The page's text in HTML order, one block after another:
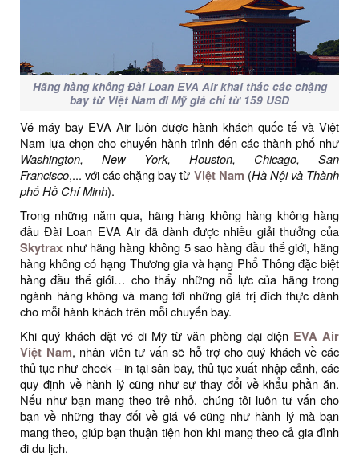
Hãng hàng không Đài Loan EVA Air khai thác các chặng
bay từ Việt Nam đi Mỹ giá chỉ từ 159 USD
Vé máy bay EVA Air luôn được hành khách quốc tế và Việt
Nam lựa chọn cho chuyến hành trình đến các thành phố như
Washington, New York, Houston, Chicago, San
Francisco,... với các chặng bay từ Việt Nam (Hà Nội và Thành
phố Hồ Chí Minh).
Trong những năm qua, hãng hàng không hàng không hàng
đầu Đài Loan EVA Air đã dành được nhiều giải thưởng của
Skytrax như hãng hàng không 5 sao hàng đầu thế giới, hãng
hàng không có hạng Thương gia và hạng Phổ Thông đặc biệt
hàng đầu thế giới… cho thấy những nổ lực của hãng trong
ngành hàng không và mang tới những giá trị đích thực dành
cho mỗi hành khách trên mỗi chuyến bay.
Khi quý khách đặt vé đi Mỹ từ văn phòng đại diện EVA Air
Việt Nam, nhân viên tư vấn sẽ hỗ trợ cho quý khách về các
thủ tục như check – in tại sân bay, thủ tục xuất nhập cảnh, các
quy định về hành lý cũng như sự thay đổi về khẩu phần ăn.
Nếu như bạn mang theo trẻ nhỏ, chúng tôi luôn tư vấn cho
bạn về những thay đổi về giá vé cũng như hành lý mà bạn
mang theo, giúp bạn thuận tiện hơn khi mang theo cả gia đình
đi du lịch.